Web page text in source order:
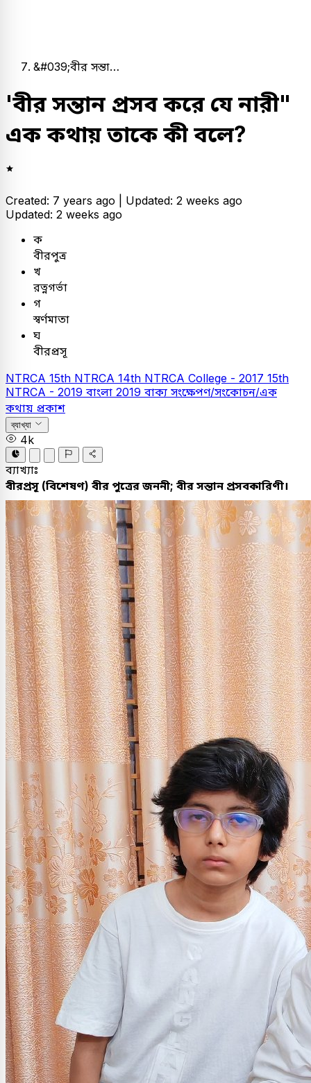
&#039;বীর সন্তা…
'বীর সন্তান প্রসব করে যে নারী"
এক কথায় তাকে কী বলে?
Created: 7 years ago | Updated: 2 weeks ago
Updated: 2 weeks ago
ক
বীরপুত্র
খ
রত্নগর্ভা
গ
স্বর্ণমাতা
ঘ
বীরপ্রসূ
NTRCA 15th NTRCA 14th NTRCA College - 2017 15th
NTRCA - 2019 বাংলা 2019 বাক্য সংক্ষেপণ/সংকোচন/এক
কথায় প্রকাশ
ব্যাখ্যা
4k
ব্যাখ্যাঃ
বীরপ্রসূ (বিশেষণ) বীর পুত্রের জননী; বীর সন্তান প্রসবকারিণী।